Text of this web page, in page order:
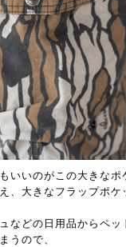
いいのがこの大きなポ
、大きなフラップポケ
などの日用品からペッ
うので、